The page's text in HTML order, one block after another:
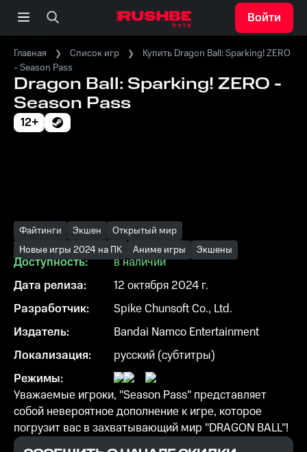
Войти
Главная Список игр
Купить Dragon Ball: Sparking! ZERO
- Season Pass
Dragon Ball: Sparking! ZERO -
Season Pass
12+
Файтинги Экшен
Открытый мир
Новые игры 2024 на ПК
Аниме игры Экшены
Доступность:
в наличии
Дата релиза:
12 октября 2024 г.
Разработчик:
Spike Chunsoft Co., Ltd.
Издатель:
Bandai Namco Entertainment
Локализация:
русский (субтитры)
Режимы:
Уважаемые игроки, "Season Pass" представляет
собой невероятное дополнение к игре, которое
погрузит вас в захватывающий мир "DRAGON BALL"!